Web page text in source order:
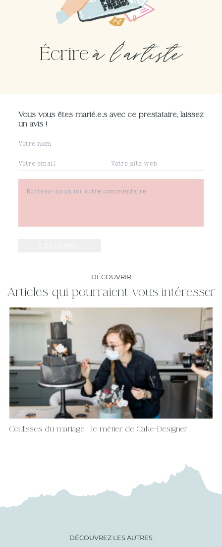
Écrire à l'artiste
Vous vous êtes marié.e.s avec ce prestataire, laissez
un avis !
DÉCOUVRIR
Articles qui pourraient vous intéresser
Coulisses du mariage : le métier de Cake-Designer
DÉCOUVREZ LES AUTRES